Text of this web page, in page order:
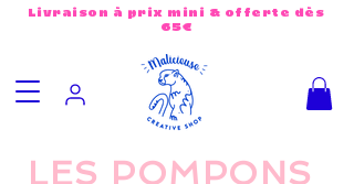
Livraison à prix mini & offerte dès
65€
LES POMPONS